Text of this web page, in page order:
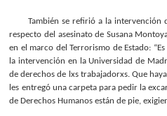
También se refirió a la intervención
respecto del asesinato de Susana
en el marco del Terrorismo de Estado:
la intervención en la Universidad de
de derechos de lxs trabajadorxs. Que
les entregó una carpeta para pedir la
de Derechos Humanos están de pie,